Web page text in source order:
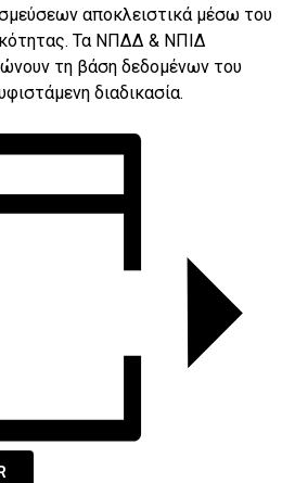
αποκλειστικά μέσω του
Τα ΝΠΔΔ & ΝΠΙΔ
τη βάση δεδομένων του
διαδικασία.